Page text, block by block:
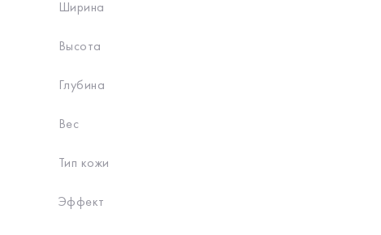
Ширина
Высота
Глубина
Вес
Тип кожи
Эффект